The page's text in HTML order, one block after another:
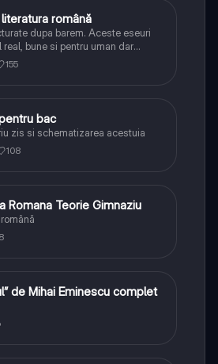
română română
dupa barem. Aceste eseuri
bune si pentru uman dar
personaje si caracrerizarile.
155
română bac
zis si schematizarea acestuia
108
română
Romana Teorie Gimnaziu
română
de Mihai Eminescu complet